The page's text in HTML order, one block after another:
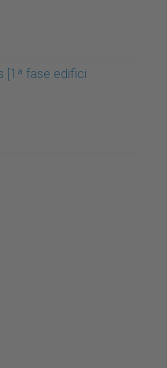
[1ª fase edifici